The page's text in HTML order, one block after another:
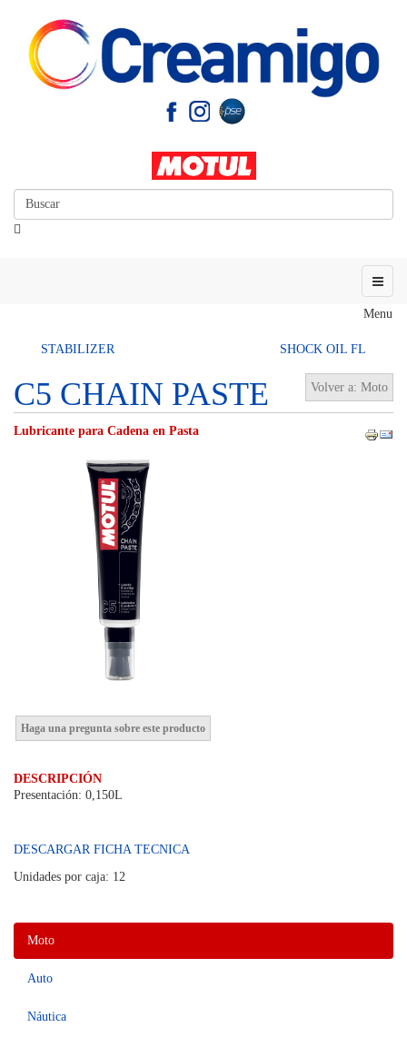
Menu
STABILIZER SHOCK OIL FL
Volver a: Moto
C5 CHAIN PASTE
Lubricante para Cadena en Pasta
Haga una pregunta sobre este producto
DESCRIPCIÓN
Presentación: 0,150L
DESCARGAR FICHA TECNICA
Unidades por caja: 12
Moto
Auto
Náutica